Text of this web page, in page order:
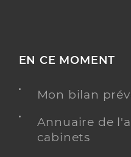
EN CE MOMENT
Mon bilan
Annuaire de
cabinets